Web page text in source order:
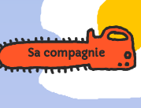
Sa compagnie